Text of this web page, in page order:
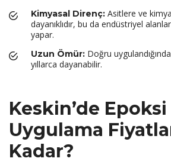
Kimyasal Direnç: Asitlere ve
dayanıklıdır, bu da endüstriyel
yapar.
Uzun Ömür: Doğru
yıllarca dayanabilir.
Keskin’de Epoksi
Uygulama
Kadar?